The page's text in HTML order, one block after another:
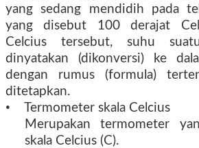
yang sedang mendidih pada
yang disebut 100 derajat
Celcius tersebut, suhu
dinyatakan (dikonversi) ke
dengan rumus (formula)
ditetapkan.
•
Termometer skala Celcius
Merupakan termometer
skala Celcius (C).